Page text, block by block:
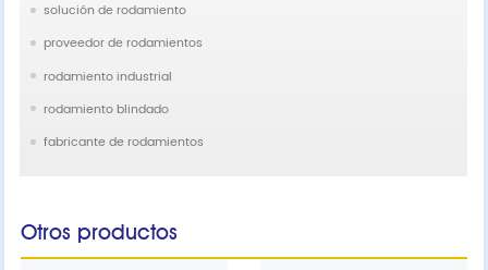
solución de rodamiento
proveedor de rodamientos
rodamiento industrial
rodamiento blindado
fabricante de rodamientos
Otros productos